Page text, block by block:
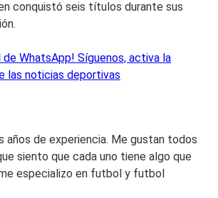
conquistó seis títulos durante sus
de WhatsApp! Síguenos, activa la
las noticias deportivas
años de experiencia. Me gustan todos
siento que cada uno tiene algo que
especializo en futbol y futbol